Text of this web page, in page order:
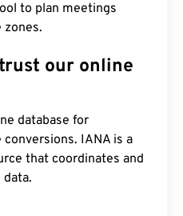
to plan meetings
our online
database for
IANA is a
that coordinates and